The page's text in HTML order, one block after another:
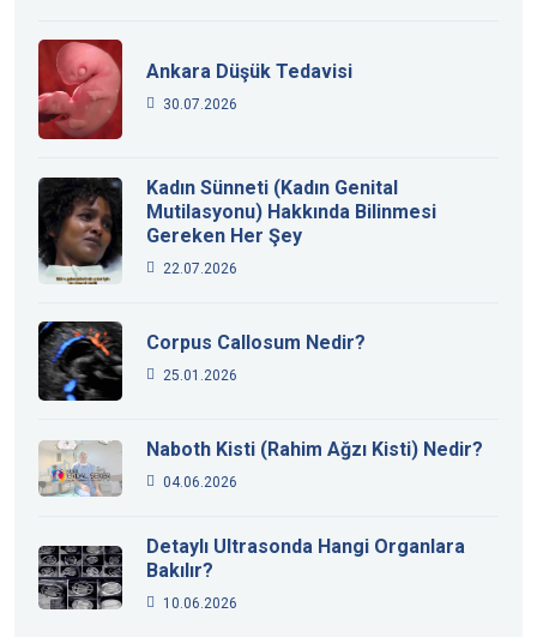
Ankara Düşük Tedavisi
30.07.2026
Kadın Sünneti (Kadın Genital
Mutilasyonu) Hakkında Bilinmesi
Gereken Her Şey
22.07.2026
Corpus Callosum Nedir?
25.01.2026
Naboth Kisti (Rahim Ağzı Kisti) Nedir?
04.06.2026
Detaylı Ultrasonda Hangi Organlara
Bakılır?
10.06.2026